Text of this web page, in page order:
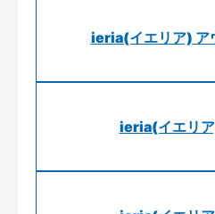
ieria(イエリア) ア
ieria(イエリ